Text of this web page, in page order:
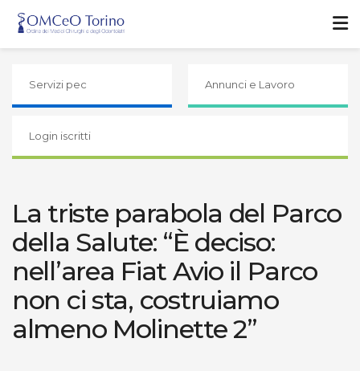
Servizi pec Annunci e Lavoro
Login iscritti
La triste parabola del Parco
della Salute: “È deciso:
nell’area Fiat Avio il Parco
non ci sta, costruiamo
almeno Molinette 2”